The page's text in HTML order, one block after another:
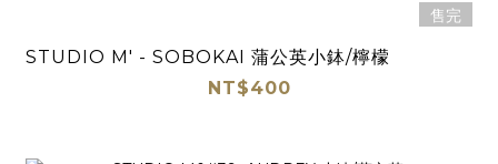
售完
STUDIO M' - SOBOKAI 蒲公英小鉢/檸檬
NT$400